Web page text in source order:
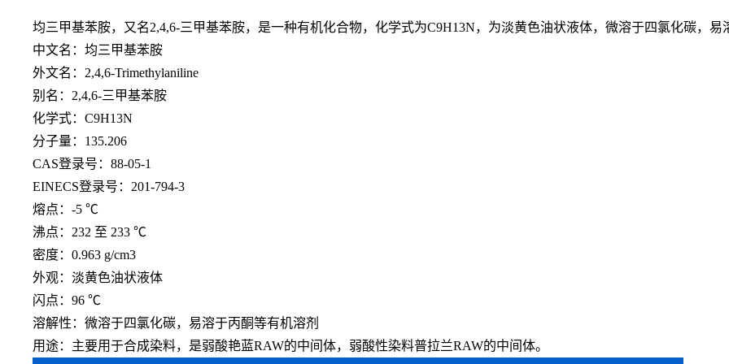
均三甲基苯胺，又名2,4,6-三甲基苯胺，是一种有机化合物，化学式为C9H13N，为淡黄色油状液体，微溶于四氯化碳，易
中文名：均三甲基苯胺
外文名： 2,4,6-Trimethylaniline
别名： 2,4,6-三甲基苯胺
化学式： C9H13N
分子量： 135.206
CAS登录号：88-05-1
EINECS登录号：201-794-3
熔点： -5 ℃
沸点： 232 至 233 ℃
密度： 0.963 g/cm3
外观：淡黄色油状液体
闪点： 96 ℃
溶解性：微溶于四氯化碳，易溶于丙酮等有机溶剂
用途：主要用于合成染料，是弱酸艳蓝RAW的中间体，弱酸性染料普拉兰RAW的中间体。